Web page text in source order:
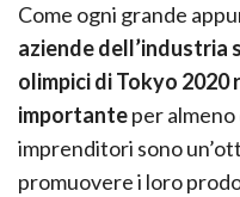
Come ogni grande
aziende dell’industria
olimpici di Tokyo
importanteper
imprenditori sono
promuovere i loro